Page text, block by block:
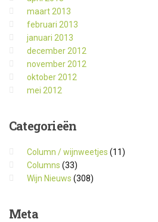
maart 2013
februari 2013
januari 2013
december 2012
november 2012
oktober 2012
mei 2012
Categorieën
Column / wijnweetjes (11)
Columns (33)
Wijn Nieuws (308)
Meta